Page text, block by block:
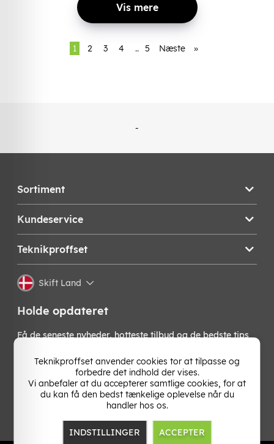
Vis mere
1 2 3 4 .. 5 Næste »
-
Sortiment
Kundeservice
Teknikproffset
Skift Land
Holde opdateret
Få de seneste nyheder, hotteste tilbud og de bedste tips
nyhedsbrev!
OK
Teknikproffset anvender cookies tor at tilpasse og
forbedre det indhold der vises.
Vi anbefaler at du accepterer samtlige cookies, for at
du kan få den bedst tænkelige oplevelse når du
handler hos os.
INDSTILLINGER ACCEPTER